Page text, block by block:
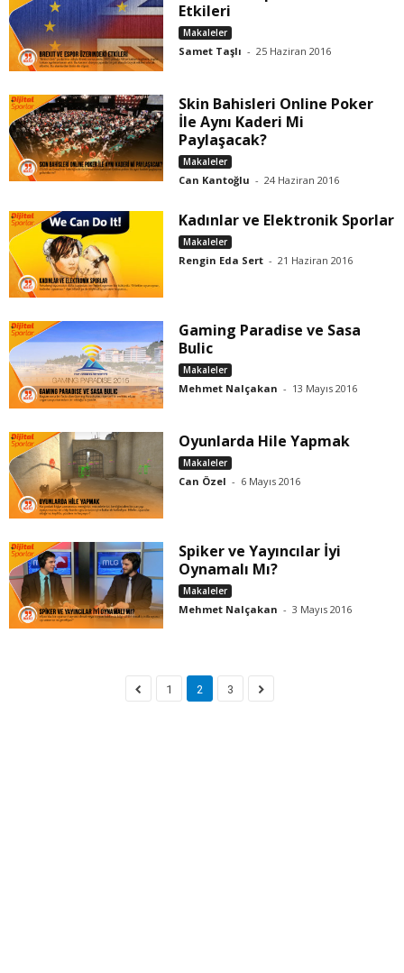
Etkileri
Makaleler
Samet Taşlı - 25 Haziran 2016
Skin Bahisleri Online Poker
İle Aynı Kaderi Mi
Paylaşacak?
Makaleler
Can Kantoğlu - 24 Haziran 2016
Kadınlar ve Elektronik Sporlar
Makaleler
Rengin Eda Sert - 21 Haziran 2016
Gaming Paradise ve Sasa
Bulic
Makaleler
Mehmet Nalçakan - 13 Mayıs 2016
Oyunlarda Hile Yapmak
Makaleler
Can Özel - 6 Mayıs 2016
Spiker ve Yayıncılar İyi
Oynamalı Mı?
Makaleler
Mehmet Nalçakan - 3 Mayıs 2016
1 2 3